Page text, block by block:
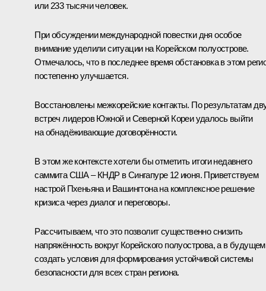
или 233 тысячи человек.
При обсуждении международной повестки дня особое
внимание уделили ситуации на Корейском полуострове.
Отмечалось, что в последнее время обстановка в этом
постепенно улучшается.
Восстановлены межкорейские контакты. По результатам
встреч лидеров Южной и Северной Кореи удалось выйти
на обнадёживающие договорённости.
В этом же контексте хотели бы отметить итоги недавнего
саммита США – КНДР в Сингапуре 12 июня. Приветствуем
настрой Пхеньяна и Вашингтона на комплексное решение
кризиса через диалог и переговоры.
Рассчитываем, что это позволит существенно снизить
напряжённость вокруг Корейского полуострова, а в
создать условия для формирования устойчивой системы
безопасности для всех стран региона.